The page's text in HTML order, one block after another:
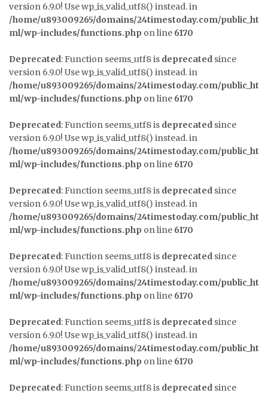
version 6.9.0! Use wp_is_valid_utf8() instead. in
/home/u893009265/domains/24timestoday.com/public_ht
ml/wp-includes/functions.php on line 6170
Deprecated: Function seems_utf8 is deprecated since
version 6.9.0! Use wp_is_valid_utf8() instead. in
/home/u893009265/domains/24timestoday.com/public_ht
ml/wp-includes/functions.php on line 6170
Deprecated: Function seems_utf8 is deprecated since
version 6.9.0! Use wp_is_valid_utf8() instead. in
/home/u893009265/domains/24timestoday.com/public_ht
ml/wp-includes/functions.php on line 6170
Deprecated: Function seems_utf8 is deprecated since
version 6.9.0! Use wp_is_valid_utf8() instead. in
/home/u893009265/domains/24timestoday.com/public_ht
ml/wp-includes/functions.php on line 6170
Deprecated: Function seems_utf8 is deprecated since
version 6.9.0! Use wp_is_valid_utf8() instead. in
/home/u893009265/domains/24timestoday.com/public_ht
ml/wp-includes/functions.php on line 6170
Deprecated: Function seems_utf8 is deprecated since
version 6.9.0! Use wp_is_valid_utf8() instead. in
/home/u893009265/domains/24timestoday.com/public_ht
ml/wp-includes/functions.php on line 6170
Deprecated: Function seems_utf8 is deprecated since